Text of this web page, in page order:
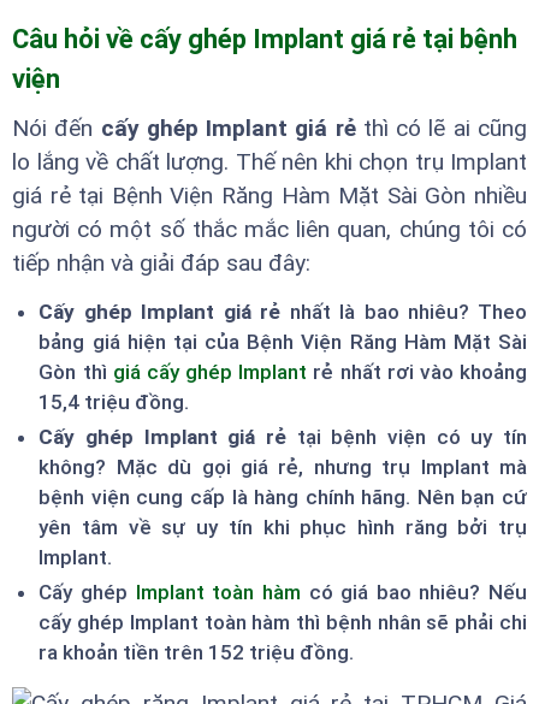
Câu hỏi về cấy ghép Implant giá rẻ tại bệnh
viện
Nói đến cấy ghép Implant giá rẻthì có lẽ ai cũng
lo lắng về chất lượng. Thế nên khi chọn trụ Implant
giá rẻ tại Bệnh Viện Răng Hàm Mặt Sài Gòn nhiều
người có một số thắc mắc liên quan, chúng tôi có
tiếp nhận và giải đáp sau đây:
Cấy ghép Implant giá rẻ nhất là bao nhiêu? Theo
bảng giá hiện tại của Bệnh Viện Răng Hàm Mặt Sài
Gòn thì giá cấy ghép Implant rẻ nhất rơi vào khoảng
15,4 triệu đồng.
Cấy ghép Implant giá rẻ tại bệnh viện có uy tín
không? Mặc dù gọi giá rẻ, nhưng trụ Implant mà
bệnh viện cung cấp là hàng chính hãng. Nên bạn cứ
yên tâm về sự uy tín khi phục hình răng bởi trụ
Implant.
Cấy ghép Implant toàn hàm có giá bao nhiêu? Nếu
cấy ghép Implant toàn hàm thì bệnh nhân sẽ phải chi
ra khoản tiền trên 152 triệu đồng.